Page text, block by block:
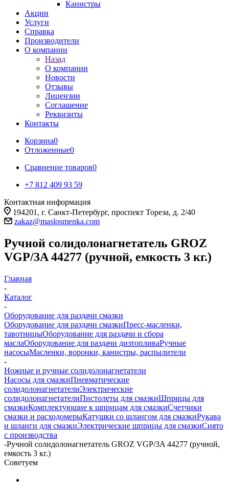
Канистры
Акции
Услуги
Справка
Производители
О компании
Назад
О компании
Новости
Отзывы
Лицензии
Соглашение
Реквизиты
Контакты
Корзина0
Отложенные0
Сравнение товаров0
+7 812 409 93 59
Контактная информация
194201, г. Санкт-Петербург, проспект Тореза, д. 2/40
zakaz@maslosmenka.com
Ручной солидолонагнетатель GROZ
VGP/3A 44277 (ручной, емкость 3 кг.)
Главная
-
Каталог
-
Оборудование для раздачи смазки
Оборудование для раздачи смазкиПресс-масленки,
тавотницыОборудование для раздачи и сбора
маслаОборудование для раздачи дизтопливаРучные
насосыМасленки, воронки, канистры, распылители
-
Ножные и ручные солидолонагнетатели
Насосы для смазкиПневматические
солидолонагнетателиЭлектрические
солидолонагнетателиПистолеты для смазкиШприцы для
смазкиКомплектующие к шприцам для смазкиСчетчики
смазки и расходомерыКатушки со шлангом для смазкиРукава
и шланги для смазкиЭлектрические шприцы для смазкиСнято
с производства
-Ручной солидолонагнетатель GROZ VGP/3A 44277 (ручной,
емкость 3 кг.)
Советуем